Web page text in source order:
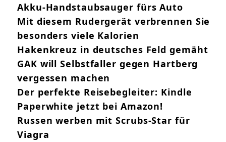
Akku-Handstaubsauger fürs Auto
Mit diesem Rudergerät verbrennen Sie
besonders viele Kalorien
Hakenkreuz in deutsches Feld gemäht
GAK will Selbstfaller gegen Hartberg
vergessen machen
Der perfekte Reisebegleiter: Kindle
Paperwhite jetzt bei Amazon!
Russen werben mit Scrubs-Star für
Viagra